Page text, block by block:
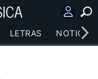
LETRAS NOTICIAS